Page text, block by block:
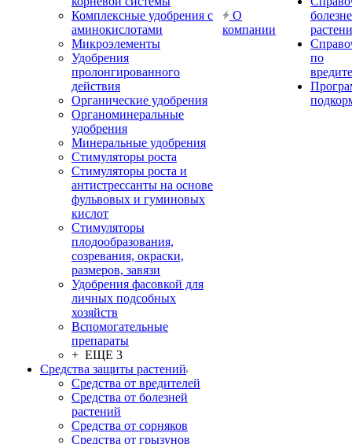
Комплексные удобрения с
аминокислотами
Микроэлементы
Удобрения
пролонгированного
действия
Органические удобрения
Органоминеральные
удобрения
Минеральные удобрения
Стимуляторы роста
Стимуляторы роста и
антистрессанты на основе
фульвовых и гуминовых
кислот
Стимуляторы
плодообразования,
созревания, окраски,
размеров, завязи
Удобрения фасовкой для
личных подсобных
хозяйств
Вспомогательные
препараты
+ ЕЩЕ 3
Средства защиты растений
Средства от вредителей
Средства от болезней
растений
Средства от сорняков
Средства от грызунов
О
компании
по